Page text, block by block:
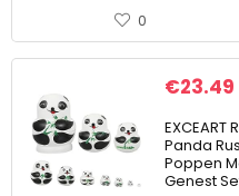
0
€23.49
Panda
Poppen
Genest